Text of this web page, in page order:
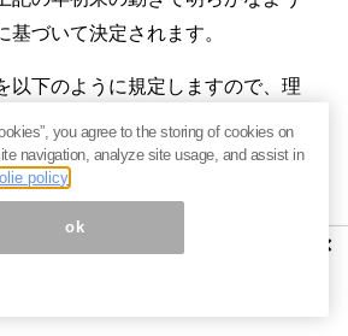
基づいて決定されます。
以下のように規定しますので、理
の予想ＥＰＳと米ドルをどのよう
それに伴って日経平均の妥当な範
２＊【米ドルレート】
×
you agree to the storing of cookies on
navigation, analyze site usage, and assist in
policy
ok